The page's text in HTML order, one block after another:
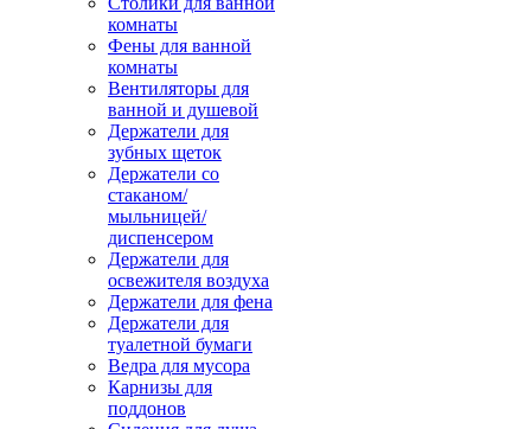
комнаты
Фены для ванной
комнаты
Вентиляторы для
ванной и душевой
Держатели для
зубных щеток
Держатели со
стаканом/
мыльницей/
диспенсером
Держатели для
освежителя воздуха
Держатели для фена
Держатели для
туалетной бумаги
Ведра для мусора
Карнизы для
поддонов